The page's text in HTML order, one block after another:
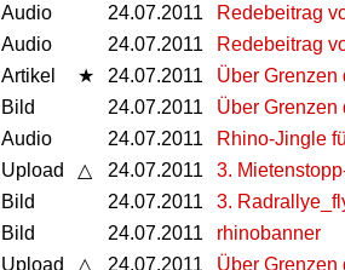
Audio 24.07.2011
Redebeitrag
Audio 24.07.2011
Redebeitrag
Artikel ★ 24.07.2011
Über Grenzen
Bild 24.07.2011
Über Grenzen
Audio 24.07.2011
Rhino-Jingle
Upload △ 24.07.2011
3.
Bild 24.07.2011
3.
Bild 24.07.2011
rhinobanner
Upload △ 24.07.2011
Über Grenzen